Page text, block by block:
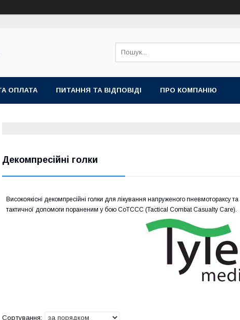
ОПЛАТА ПИТАННЯ ТА ВІДПОВІДІ ПРО КОМПАНІЮ
Декомпресійні голки
Високоякісні декомпресійні голки для лікування напруженого
тактичної допомоги пораненим у бою CoTCCC (Tactical Combat Casualty Care).